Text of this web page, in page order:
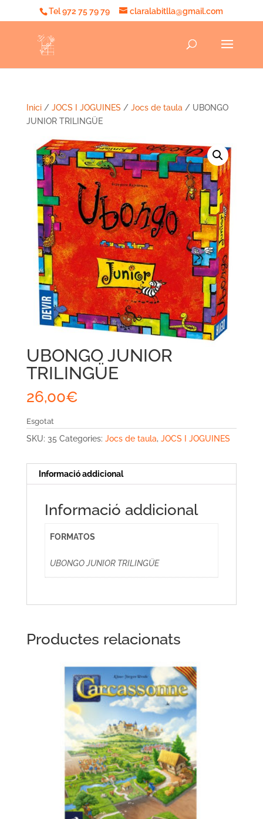
Tel 972 75 79 79 claralabitlla@gmail.com
Inici/ JOCS I JOGUINES / Jocs de taula / UBONGO
JUNIOR TRILINGÜE
UBONGO JUNIOR
TRILINGÜE
26,00€
Esgotat
SKU: 35 Categories: Jocs de taula, JOCS I JOGUINES
Informació addicional
Informació addicional
FORMATOS
UBONGO JUNIOR TRILINGÜE
Productes relacionats